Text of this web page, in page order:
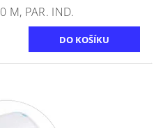
M, PAR. IND.